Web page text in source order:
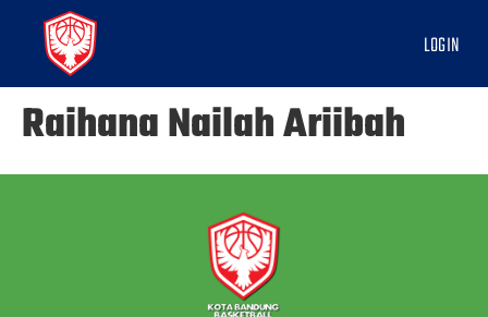
LOGIN
Raihana Nailah Ariibah